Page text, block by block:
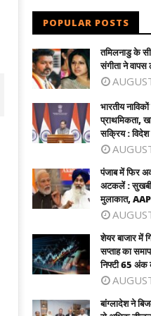
में फिर अकाली दल-भाजपा गठबंधन की
: सुखबीर बादल ने पीएम मोदी से की
POPULAR POSTS
तमिलनाडु के
संगीता ने वापस
भारतीय
प्राथमिकता,
सक्रिय :
पंजाब में फिर
अटकलें :
मुलाकात,
शेयर बाजार में
सप्ताह का
निफ्टी 65 अंक
बांग्लादेश ने